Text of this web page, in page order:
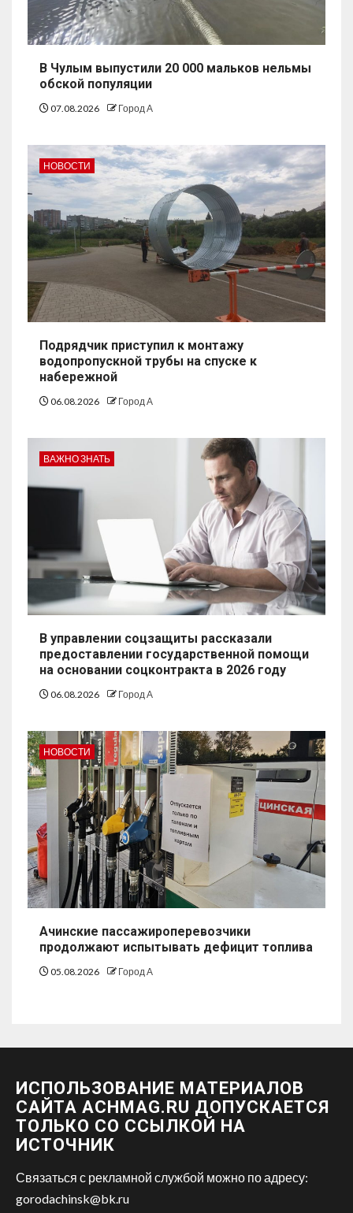
В Чулым выпустили 20 000 мальков нельмы
обской популяции
07.08.2026 Город А
НОВОСТИ
Подрядчик приступил к монтажу
водопропускной трубы на спуске к
набережной
06.08.2026 Город А
ВАЖНО ЗНАТЬ
В управлении соцзащиты рассказали
предоставлении государственной помощи
на основании соцконтракта в 2026 году
06.08.2026 Город А
НОВОСТИ
Ачинские пассажироперевозчики
продолжают испытывать дефицит топлива
05.08.2026 Город А
ИСПОЛЬЗОВАНИЕ МАТЕРИАЛОВ
САЙТА ACHMAG.RU ДОПУСКАЕТСЯ
ТОЛЬКО СО ССЫЛКОЙ НА
ИСТОЧНИК
Связаться с рекламной службой можно по адресу:
gorodachinsk@bk.ru